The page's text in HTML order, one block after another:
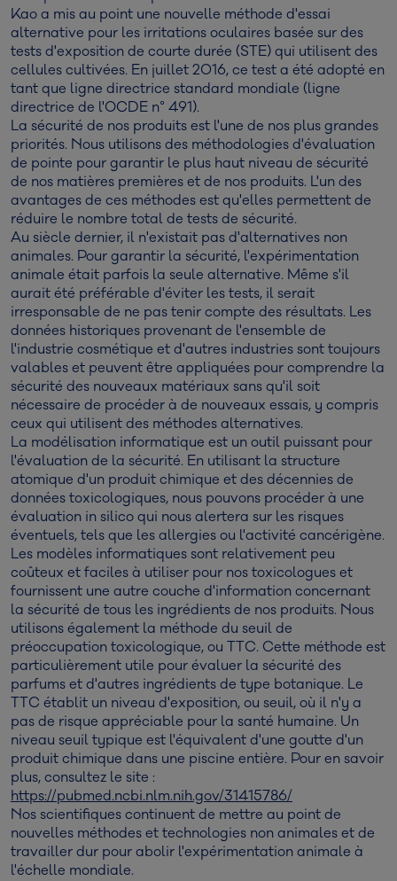
Kao a mis au point une nouvelle méthode d'essai
alternative pour les irritations oculaires basée sur des
tests d'exposition de courte durée (STE) qui utilisent des
cellules cultivées. En juillet 2016, ce test a été adopté en
tant que ligne directrice standard mondiale (ligne
directrice de l'OCDE n° 491).
La sécurité de nos produits est l'une de nos plus grandes
priorités. Nous utilisons des méthodologies d'évaluation
de pointe pour garantir le plus haut niveau de sécurité
de nos matières premières et de nos produits. L'un des
avantages de ces méthodes est qu'elles permettent de
réduire le nombre total de tests de sécurité.
Au siècle dernier, il n'existait pas d'alternatives non
animales. Pour garantir la sécurité, l'expérimentation
animale était parfois la seule alternative. Même s'il
aurait été préférable d'éviter les tests, il serait
irresponsable de ne pas tenir compte des résultats. Les
données historiques provenant de l'ensemble de
l'industrie cosmétique et d'autres industries sont toujours
valables et peuvent être appliquées pour comprendre la
sécurité des nouveaux matériaux sans qu'il soit
nécessaire de procéder à de nouveaux essais, y compris
ceux qui utilisent des méthodes alternatives.
La modélisation informatique est un outil puissant pour
l'évaluation de la sécurité. En utilisant la structure
atomique d'un produit chimique et des décennies de
données toxicologiques, nous pouvons procéder à une
évaluation in silico qui nous alertera sur les risques
éventuels, tels que les allergies ou l'activité cancérigène.
Les modèles informatiques sont relativement peu
coûteux et faciles à utiliser pour nos toxicologues et
fournissent une autre couche d'information concernant
la sécurité de tous les ingrédients de nos produits. Nous
utilisons également la méthode du seuil de
préoccupation toxicologique, ou TTC. Cette méthode est
particulièrement utile pour évaluer la sécurité des
parfums et d'autres ingrédients de type botanique. Le
TTC établit un niveau d'exposition, ou seuil, où il n'y a
pas de risque appréciable pour la santé humaine. Un
niveau seuil typique est l'équivalent d'une goutte d'un
produit chimique dans une piscine entière. Pour en savoir
plus, consultez le site :
https://pubmed.ncbi.nlm.nih.gov/31415786/
Nos scientifiques continuent de mettre au point de
nouvelles méthodes et technologies non animales et de
travailler dur pour abolir l'expérimentation animale à
l'échelle mondiale.